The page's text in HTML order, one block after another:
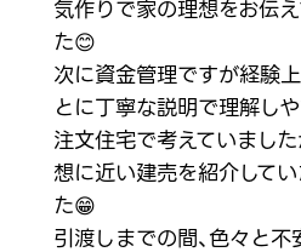
気作りで家の理想をお伝
た😊
次に資金管理ですが経験
とに丁寧な説明で理解しや
注文住宅で考えていまし
想に近い建売を紹介して
た😁
引渡しまでの間、色々と